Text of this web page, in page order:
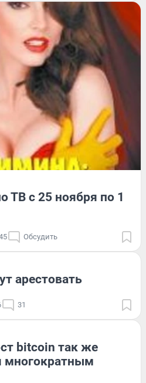
ТВ с 25 ноября по 1
Обсудить
арестовать
31
bitcoin так же
многократным